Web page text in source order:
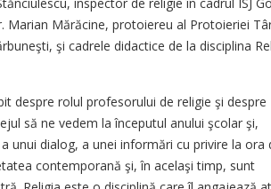
Marian Mărăcine, protoiereu al Protoieriei
şi cadrele didactice de la disciplina
despre rolul profesorului de religie şi despre
să ne vedem la începutul anului şcolar şi,
unui dialog, a unei informări cu privire la ora
contemporană şi, în acelaşi timp, sunt